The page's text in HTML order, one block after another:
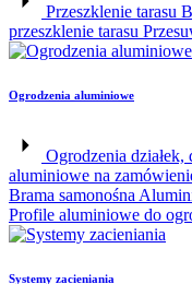
Przeszklenie tarasu
przeszklenie tarasu
Ogrodzenia aluminiowe
Ogrodzenia
aluminiowe na
Brama samonośna
Profile aluminiowe do
Systemy zacieniania